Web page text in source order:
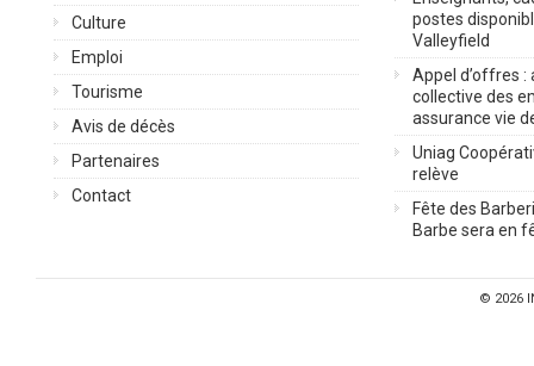
Culture
Emploi
Tourisme
Avis de décès
Partenaires
Contact
postes
Valleyfield
Appel d’offres :
collective des
assurance vie
Uniag
relève
Fête des
Barbe sera en
© 2026